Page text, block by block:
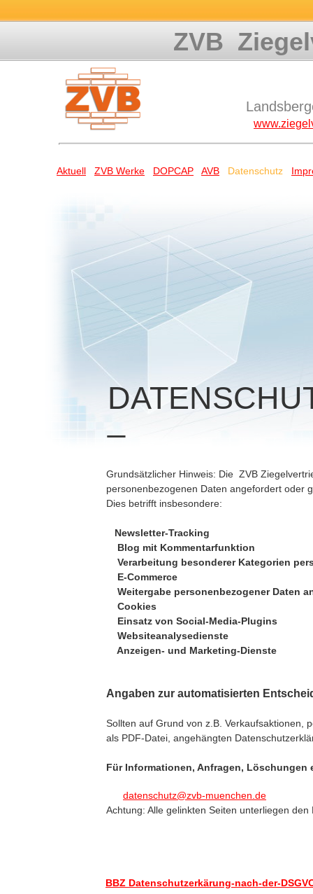
_
Grundsätzlicher Hinweis: Die ZVB
personenbezogenen Daten angefordert oder
Dies betrifft insbesondere:
Newsletter-Tracking
Blog mit Kommentarfunktion
Verarbeitung besonderer Kategorien
E-Commerce
Weitergabe personenbezogener Daten
Cookies
Einsatz von Social-Media-Plugins
Websiteanalysedienste
Anzeigen- und Marketing-Dienste
Angaben zur automatisierten
Sollten auf Grund von z.B. Verkaufsaktionen,
als PDF-Datei, angehängten
Für Informationen, Anfragen, Löschungen
datenschutz@zvb-muenchen.de
Achtung: Alle gelinkten Seiten unterliegen
BBZ Datenschutzerkärung-nach-der-
Aktuell ZVB Werke DOPCAP AVB Datenschutz
ZVB